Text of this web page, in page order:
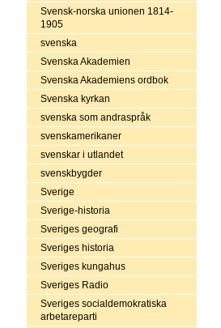
Svensk-norska unionen 1814-
1905
svenska
Svenska Akademien
Svenska Akademiens ordbok
Svenska kyrkan
svenska som andraspråk
svenskamerikaner
svenskar i utlandet
svenskbygder
Sverige
Sverige-historia
Sveriges geografi
Sveriges historia
Sveriges kungahus
Sveriges Radio
Sveriges socialdemokratiska
arbetareparti